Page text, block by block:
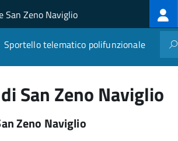
principale
navigation
San Zeno Naviglio
Sportello telematico polifunzionale
San Zeno Naviglio
Zeno Naviglio